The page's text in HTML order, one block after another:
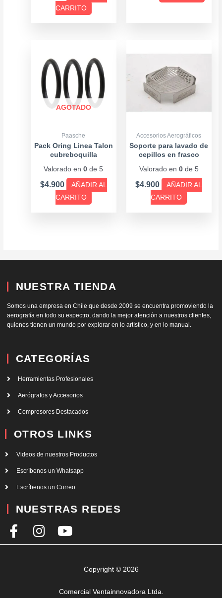
CARRITO
AGOTADO
Paasche
Pack Oring Linea Talon
cubreboquilla
Valorado en0 de 5
$4.900
AÑADIR AL
CARRITO
Accesorios Aerográficos
Soporte para lavado de
cepillos en frasco
Valorado en 0de 5
$4.900
AÑADIR AL
CARRITO
NUESTRA TIENDA
Somos una empresa en Chile que desde 2009 se encuentra promoviendo la
aerografía en todo su espectro, dando la mejor atención a nuestros clientes,
quienes tienen un mundo por explorar en lo artístico, y en lo manual.
CATEGORÍAS
Herramientas Profesionales
Aerógrafos y Accesorios
Compresores Destacados
OTROS LINKS
Videos de nuestros Productos
Escríbenos un Whatsapp
Escríbenos un Correo
NUESTRAS REDES
F
a
I
n
Y
o
Copyright © 2026
Comercial Ventainnovadora Ltda.